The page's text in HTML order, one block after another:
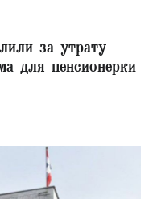
за утрату
для пенсионерки